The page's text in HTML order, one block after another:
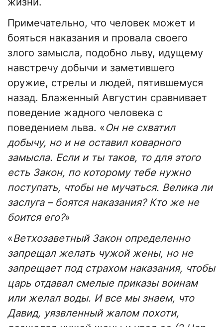
Примечательно, что человек может и
бояться наказания и провала своего
злого замысла, подобно льву, идущему
навстречу добычи и заметившего
оружие, стрелы и людей, пятившемуся
назад. Блаженный Августин сравнивает
поведение жадного человека с
поведением льва. «Он не схватил
добычу, но и не оставил коварного
замысла. Если и ты таков, то для этого
есть Закон, по которому тебе нужно
поступать, чтобы не мучаться. Велика ли
заслуга – боятся наказания? Кто же не
боится его?»
«Ветхозаветный Закон определенно
запрещал желать чужой жены, но не
запрещает под страхом наказания, чтобы
царь отдавал смелые приказы воинам
или желал воды. И все мы знаем, что
Давид, уязвленный жалом похоти,